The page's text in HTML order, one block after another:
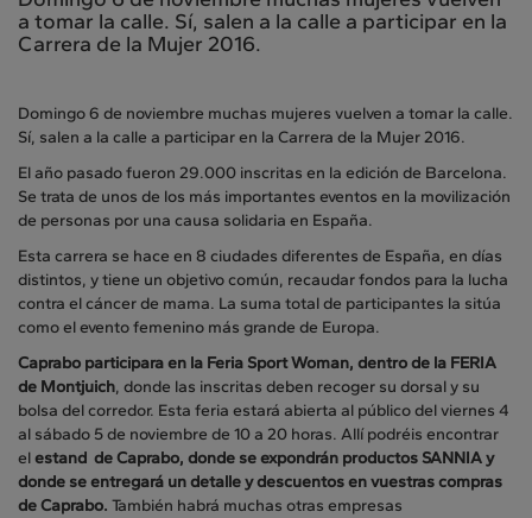
a tomar la calle. Sí, salen a la calle a participar en la
Carrera de la Mujer 2016.
Domingo 6 de noviembre muchas mujeres vuelven a tomar la calle.
Sí, salen a la calle a participar en la Carrera de la Mujer 2016.
El año pasado fueron 29.000 inscritas en la edición de Barcelona.
Se trata de unos de los más importantes eventos en la movilización
de personas por una causa solidaria en España.
Esta carrera se hace en 8 ciudades diferentes de España, en días
distintos, y tiene un objetivo común, recaudar fondos para la lucha
contra el cáncer de mama. La suma total de participantes la sitúa
como el evento femenino más grande de Europa.
Caprabo participara en la Feria Sport Woman, dentro de la FERIA
de Montjuich, donde las inscritas deben recoger su dorsal y su
bolsa del corredor. Esta feria estará abierta al público del viernes 4
al sábado 5 de noviembre de 10 a 20 horas. Allí podréis encontrar
elestand de Caprabo, donde se expondrán productos SANNIA y
donde se entregará un detalle y descuentos en vuestras compras
de Caprabo. También habrá muchas otras empresas